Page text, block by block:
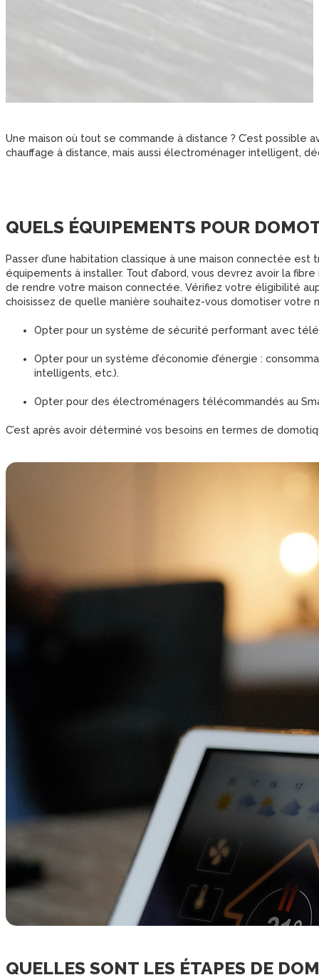
Une maison où tout se commande à distance ? C’est
chauffage à distance, mais aussi électroménager intelligent,
QUELS ÉQUIPEMENTS POUR
Passer d’une habitation classique à une maison connectée
équipements à installer. Tout d’abord, vous devrez avoir la
de rendre votre maison connectée. Vérifiez votre éligibilité
choisissez de quelle manière souhaitez-vous domotiser votre
Opter pour un système de sécurité performant avec
Opter pour un système d’économie d’énergie :
intelligents, etc.).
Opter pour des électroménagers télécommandés au
C’est après avoir déterminé vos besoins en termes de
QUELLES SONT LES ÉTAPES DE